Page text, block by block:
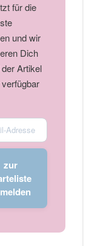
für die
und wir
Dich
Artikel
zur